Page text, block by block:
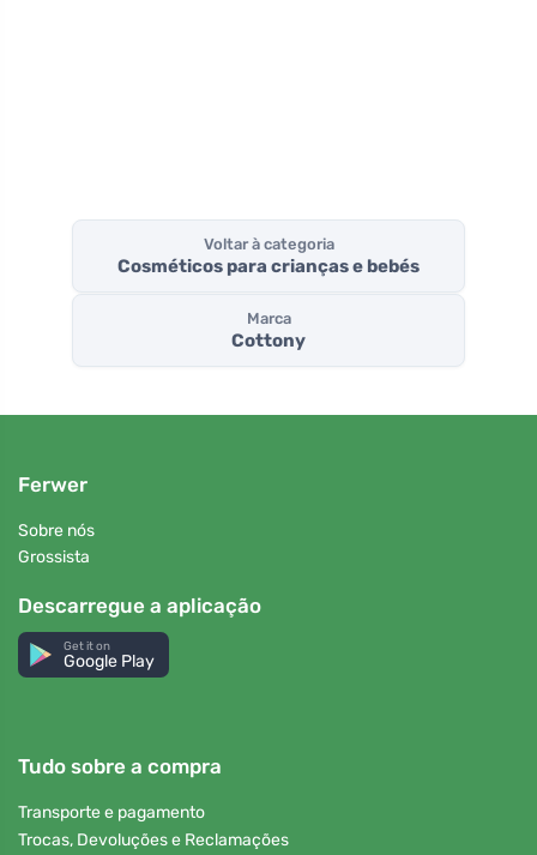
Voltar à categoria
Cosméticos para crianças e bebés
Marca
Cottony
Ferwer
Sobre nós
Grossista
Descarregue a aplicação
Get it on
Google Play
Tudo sobre a compra
Transporte e pagamento
Trocas, Devoluções e Reclamações